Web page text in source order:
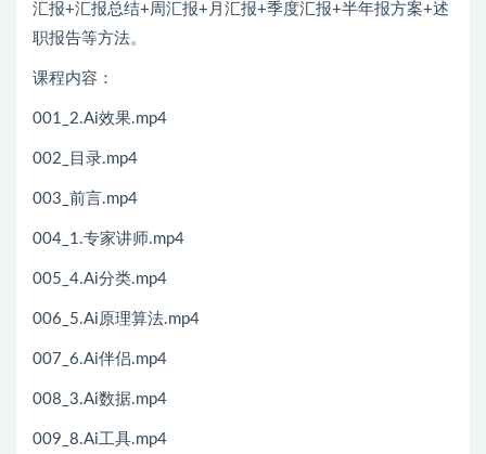
汇报+汇报总结+周汇报+月汇报+季度汇报+半年报方案+述
职报告等方法。
课程内容：
001_2.Ai效果.mp4
002_目录.mp4
003_前言.mp4
004_1.专家讲师.mp4
005_4.Ai分类.mp4
006_5.Ai原理算法.mp4
007_6.Ai伴侣.mp4
008_3.Ai数据.mp4
009_8.Ai工具.mp4